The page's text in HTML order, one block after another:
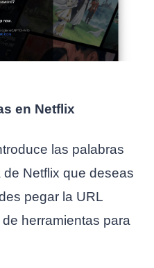
en Netflix
las palabras
Netflix que deseas
pegar la URL
herramientas para